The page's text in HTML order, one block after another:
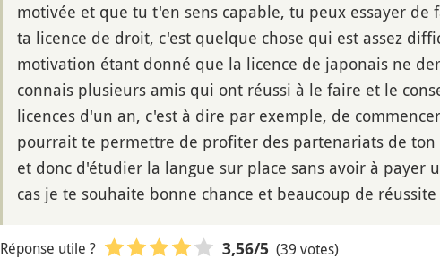
motivée et que tu t'en sens capable, tu peux essayer
ta licence de droit, c'est quelque chose qui est assez
motivation étant donné que la licence de japonais ne
connais plusieurs amis qui ont réussi à le faire et le
licences d'un an, c'est à dire par exemple, de
pourrait te permettre de profiter des partenariats de
et donc d'étudier la langue sur place sans avoir à payer
cas je te souhaite bonne chance et beaucoup de réussite
Réponse utile ? 3,56/5 (39 votes)